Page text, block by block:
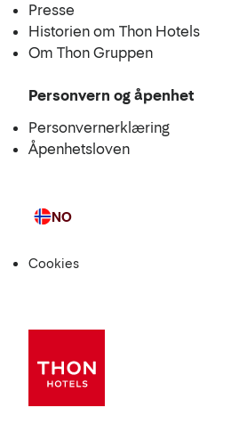
Presse
Historien om Thon Hotels
Om Thon Gruppen
Personvern og åpenhet
Personvernerklæring
Åpenhetsloven
Språk
NO
Cookies